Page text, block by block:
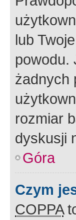
lub
powodu.
żadnych
rozmiar
dyskusji
Góra
Czym
COPPA